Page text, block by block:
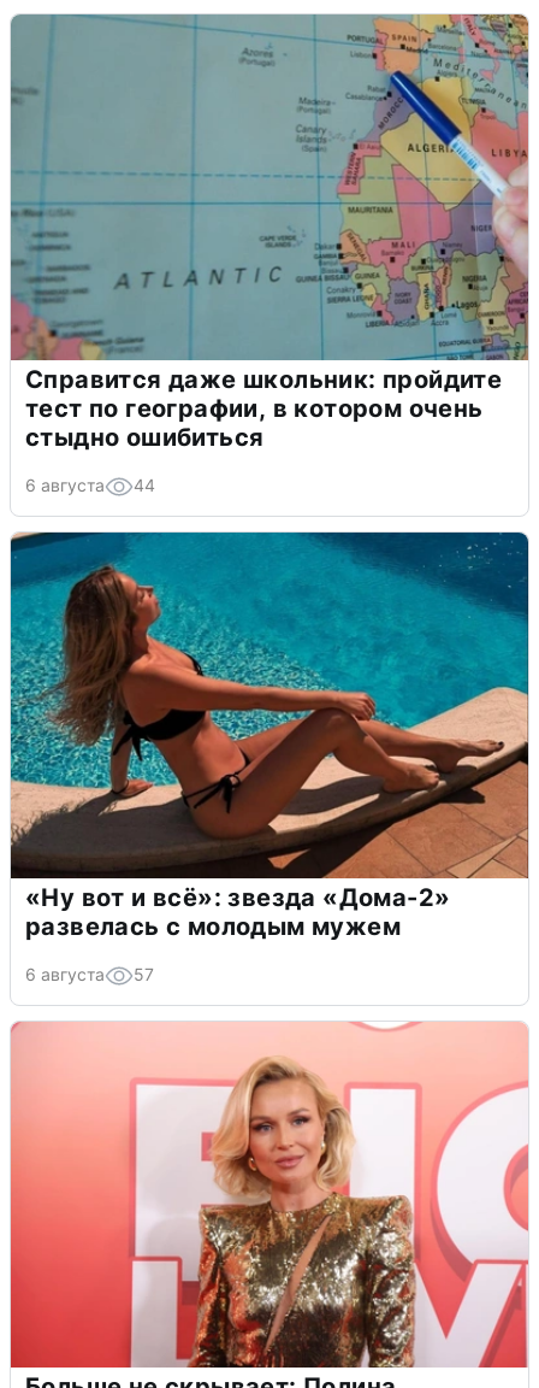
Справится даже школьник: пройдите
тест по географии, в котором очень
стыдно ошибиться
6 августа 44
«Ну вот и всё»: звезда «Дома-2»
развелась с молодым мужем
6 августа 57